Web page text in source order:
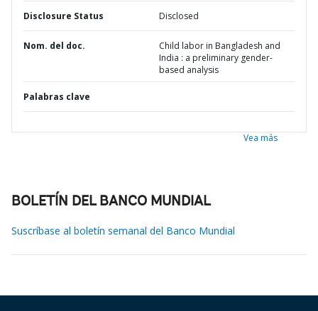
Disclosure Status Disclosed
Nom. del doc.
Child labor in Bangladesh and
India : a preliminary gender-
based analysis
Palabras clave
Vea más
BOLETÍN DEL BANCO MUNDIAL
Suscríbase al boletín semanal del Banco Mundial